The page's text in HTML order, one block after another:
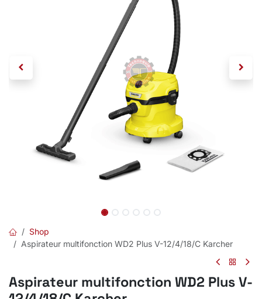
Shop
Aspirateur multifonction WD2 Plus V-12/4/18/C Karcher
Aspirateur multifonction WD2 Plus V-